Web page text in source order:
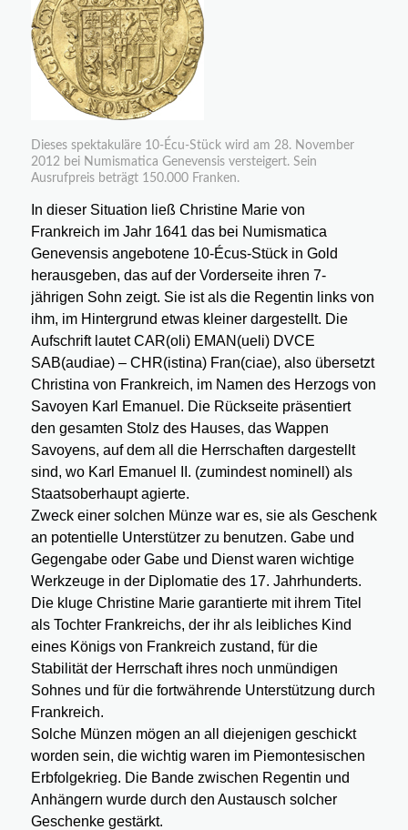
Dieses spektakuläre 10-Écu-Stück wird am 28. November
2012 bei Numismatica Genevensis versteigert. Sein
Ausrufpreis beträgt 150.000 Franken.
In dieser Situation ließ Christine Marie von
Frankreich im Jahr 1641 das bei Numismatica
Genevensis angebotene 10-Écus-Stück in Gold
herausgeben, das auf der Vorderseite ihren 7-
jährigen Sohn zeigt. Sie ist als die Regentin links von
ihm, im Hintergrund etwas kleiner dargestellt. Die
Aufschrift lautet CAR(oli) EMAN(ueli) DVCE
SAB(audiae) – CHR(istina) Fran(ciae), also übersetzt
Christina von Frankreich, im Namen des Herzogs von
Savoyen Karl Emanuel. Die Rückseite präsentiert
den gesamten Stolz des Hauses, das Wappen
Savoyens, auf dem all die Herrschaften dargestellt
sind, wo Karl Emanuel II. (zumindest nominell) als
Staatsoberhaupt agierte.
Zweck einer solchen Münze war es, sie als Geschenk
an potentielle Unterstützer zu benutzen. Gabe und
Gegengabe oder Gabe und Dienst waren wichtige
Werkzeuge in der Diplomatie des 17. Jahrhunderts.
Die kluge Christine Marie garantierte mit ihrem Titel
als Tochter Frankreichs, der ihr als leibliches Kind
eines Königs von Frankreich zustand, für die
Stabilität der Herrschaft ihres noch unmündigen
Sohnes und für die fortwährende Unterstützung durch
Frankreich.
Solche Münzen mögen an all diejenigen geschickt
worden sein, die wichtig waren im Piemontesischen
Erbfolgekrieg. Die Bande zwischen Regentin und
Anhängern wurde durch den Austausch solcher
Geschenke gestärkt.